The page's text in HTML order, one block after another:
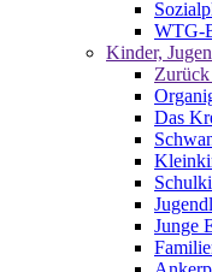
WTG-
Kinder,
Das
Junge